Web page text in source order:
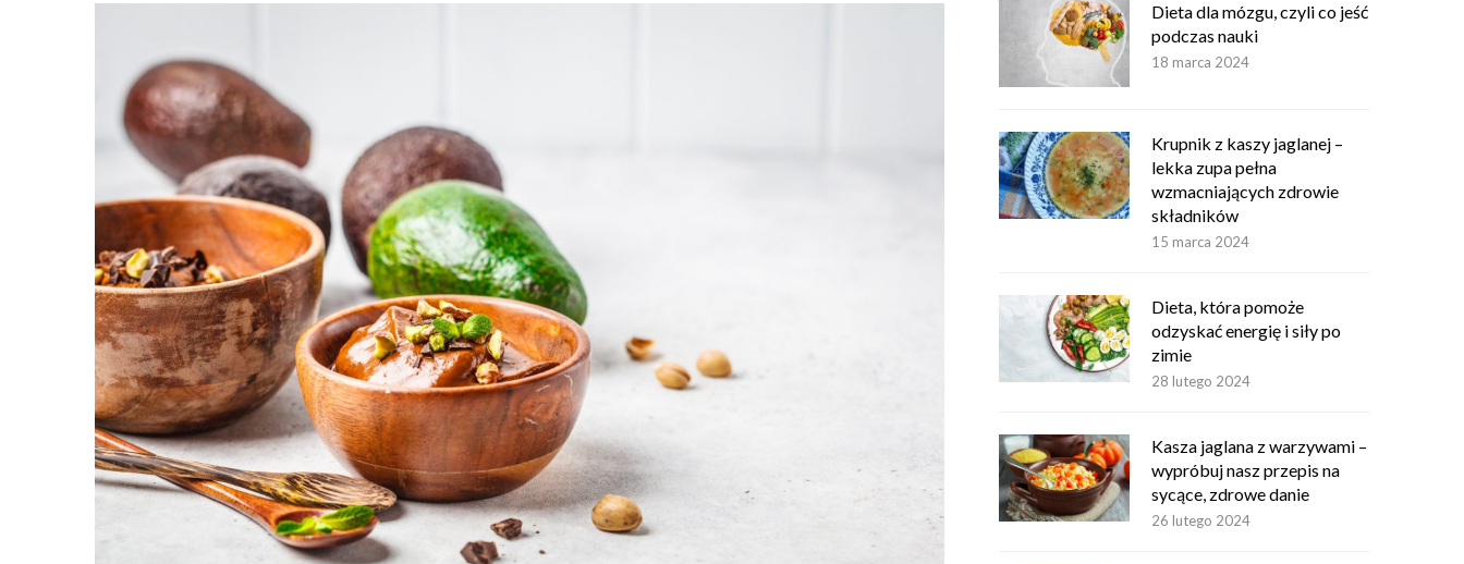
Dieta dla mózgu, czyli co jeść
podczas nauki
18 marca 2024
Krupnik z kaszy jaglanej –
lekka zupa pełna
wzmacniających zdrowie
składników
15 marca 2024
Dieta, która pomoże
odzyskać energię i siły po
zimie
28 lutego 2024
Kasza jaglana z warzywami –
wypróbuj nasz przepis na
sycące, zdrowe danie
26 lutego 2024